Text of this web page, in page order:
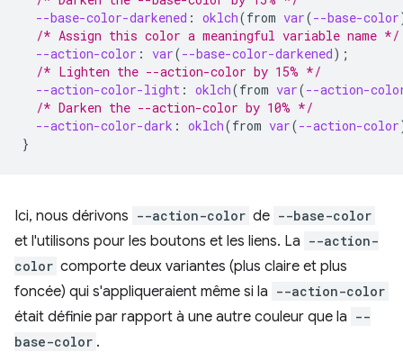
--base-color-darkened : oklch(from var(--base-color
/* Assign this color a meaningful variable name */
--action-color : var(--base-color-darkened);
/* Lighten the --action-color by 15% */
--action-color-light : oklch(from var(--action-
/* Darken the --action-color by 10% */
--action-color-dark : oklch(from var(--action-color
}
Ici, nous dérivons --action-color de --base-color
et l'utilisons pour les boutons et les liens. La --action-
color comporte deux variantes (plus claire et plus
foncée) qui s'appliqueraient même si la --action-color
était définie par rapport à une autre couleur que la --
base-color .